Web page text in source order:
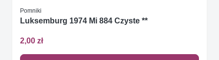
Pomniki
Luksemburg 1974 Mi 884 Czyste **
2,00 zł